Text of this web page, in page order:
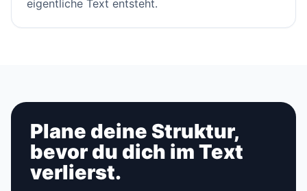
eigentliche Text entsteht.
Plane deine Struktur,
bevor du dich im Text
verlierst.